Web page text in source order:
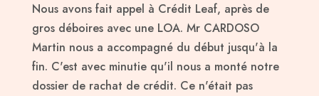
Nous avons fait appel à Crédit Leaf, après de
gros déboires avec une LOA. Mr CARDOSO
Martin nous a accompagné du début jusqu'à la
fin. C'est avec minutie qu'il nous a monté notre
dossier de rachat de crédit. Ce n'était pas